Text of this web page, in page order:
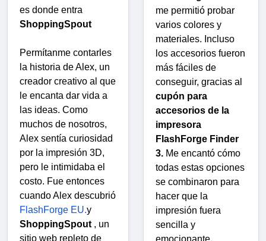
es donde entra
ShoppingSpout
Permítanme contarles
la historia de Alex, un
creador creativo al que
le encanta dar vida a
las ideas. Como
muchos de nosotros,
Alex sentía curiosidad
por la impresión 3D,
pero le intimidaba el
costo. Fue entonces
cuando Alex descubrió
FlashForge EU.y
ShoppingSpout , un
sitio web repleto de
me permitió probar
varios colores y
materiales. Incluso
los accesorios fueron
más fáciles de
conseguir, gracias al
cupón para
accesorios de la
impresora
FlashForge Finder
3. Me encantó cómo
todas estas opciones
se combinaron para
hacer que la
impresión fuera
sencilla y
emocionante.